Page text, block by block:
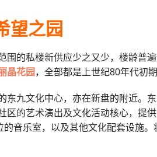
望之园
围的私楼新供应少之又少，楼龄普
晶花园 ，全部都是上世纪80年代初
东九文化中心，亦在新盘的附近。
区的艺术演出及文化活动核心，提
音乐室，以及其他文化配套设施